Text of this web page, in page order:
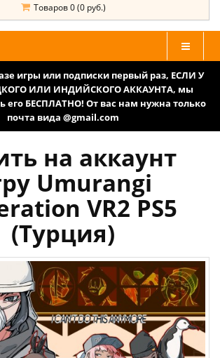
Товаров 0 (0 руб.)
игры или подписки первый раз, ЕСЛИ У
ИЛИ ИНДИЙСКОГО АККАУНТА, мы
его БЕСПЛАТНО! От вас нам нужна только
почта вида @gmail.com
на аккаунт
Umurangi
VR2 PS5
(Турция)